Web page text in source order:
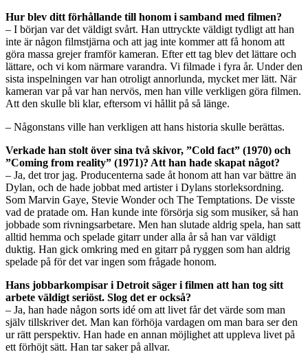
Hur blev ditt förhållande till honom i samband med filmen?
– I början var det väldigt svårt. Han uttryckte väldigt tydligt att han
inte är någon filmstjärna och att jag inte kommer att få honom att
göra massa grejer framför kameran. Efter ett tag blev det lättare och
lättare, och vi kom närmare varandra. Vi filmade i fyra år. Under den
sista inspelningen var han otroligt annorlunda, mycket mer lätt. När
kameran var på var han nervös, men han ville verkligen göra filmen.
Att den skulle bli klar, eftersom vi hållit på så länge.
– Någonstans ville han verkligen att hans historia skulle berättas.
Verkade han stolt över sina två skivor, ”Cold fact” (1970) och
”Coming from reality” (1971)? Att han hade skapat något?
– Ja, det tror jag. Producenterna sade åt honom att han var bättre än
Dylan, och de hade jobbat med artister i Dylans storleksordning.
Som Marvin Gaye, Stevie Wonder och The Temptations. De visste
vad de pratade om. Han kunde inte försörja sig som musiker, så han
jobbade som rivningsarbetare. Men han slutade aldrig spela, han satt
alltid hemma och spelade gitarr under alla år så han var väldigt
duktig. Han gick omkring med en gitarr på ryggen som han aldrig
spelade på för det var ingen som frågade honom.
Hans jobbarkompisar i Detroit säger i filmen att han tog sitt
arbete väldigt seriöst. Slog det er också?
– Ja, han hade någon sorts idé om att livet får det värde som man
själv tillskriver det. Man kan förhöja vardagen om man bara ser den
ur rätt perspektiv. Han hade en annan möjlighet att uppleva livet på
ett förhöjt sätt. Han tar saker på allvar.